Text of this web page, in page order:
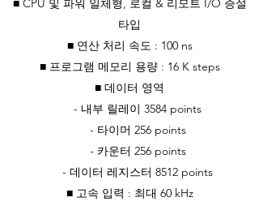
■ CPU 및 파워 일체형, 로컬 & 리모트 I/O 증설
타입
■ 연산 처리 속도 : 100 ns
■ 프로그램 메모리 용량 : 16 K steps
■ 데이터 영역
- 내부 릴레이 3584 points
- 타이머 256 points
- 카운터 256 points
- 데이터 레지스터 8512 points
■ 고속 입력 : 최대 60 kHz